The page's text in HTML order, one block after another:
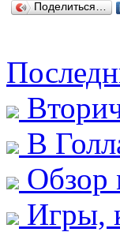
Поделиться…
В
Обзор
Игры,